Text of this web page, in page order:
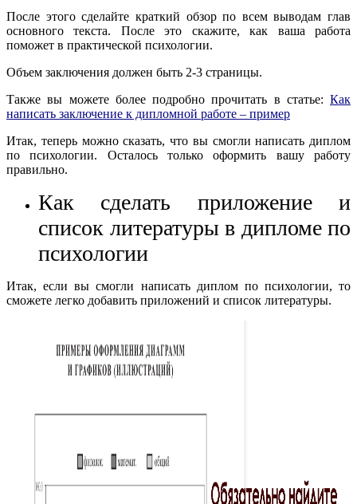
После этого сделайте краткий обзор по всем выводам глав
основного текста. После это скажите, как ваша работа
поможет в практической психологии.
Объем заключения должен быть 2-3 страницы.
Также вы можете более подробно прочитать в статье: Как
написать заключение к дипломной работе – пример
Итак, теперь можно сказать, что вы смогли написать диплом
по психологии. Осталось только оформить вашу работу
правильно.
Как сделать приложение и
список литературы в дипломе по
психологии
Итак, если вы смогли написать диплом по психологии, то
сможете легко добавить приложений и список литературы.